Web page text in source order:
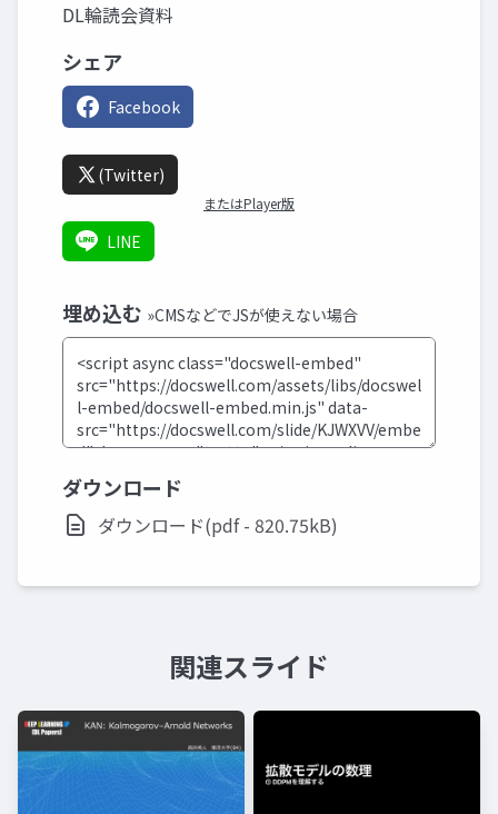
DL輪読会資料
シェア
Facebook
(Twitter)
またはPlayer版
LINE
埋め込む »CMSなどでJSが使えない場合
ダウンロード
ダウンロード(pdf - 820.75kB)
関連スライド